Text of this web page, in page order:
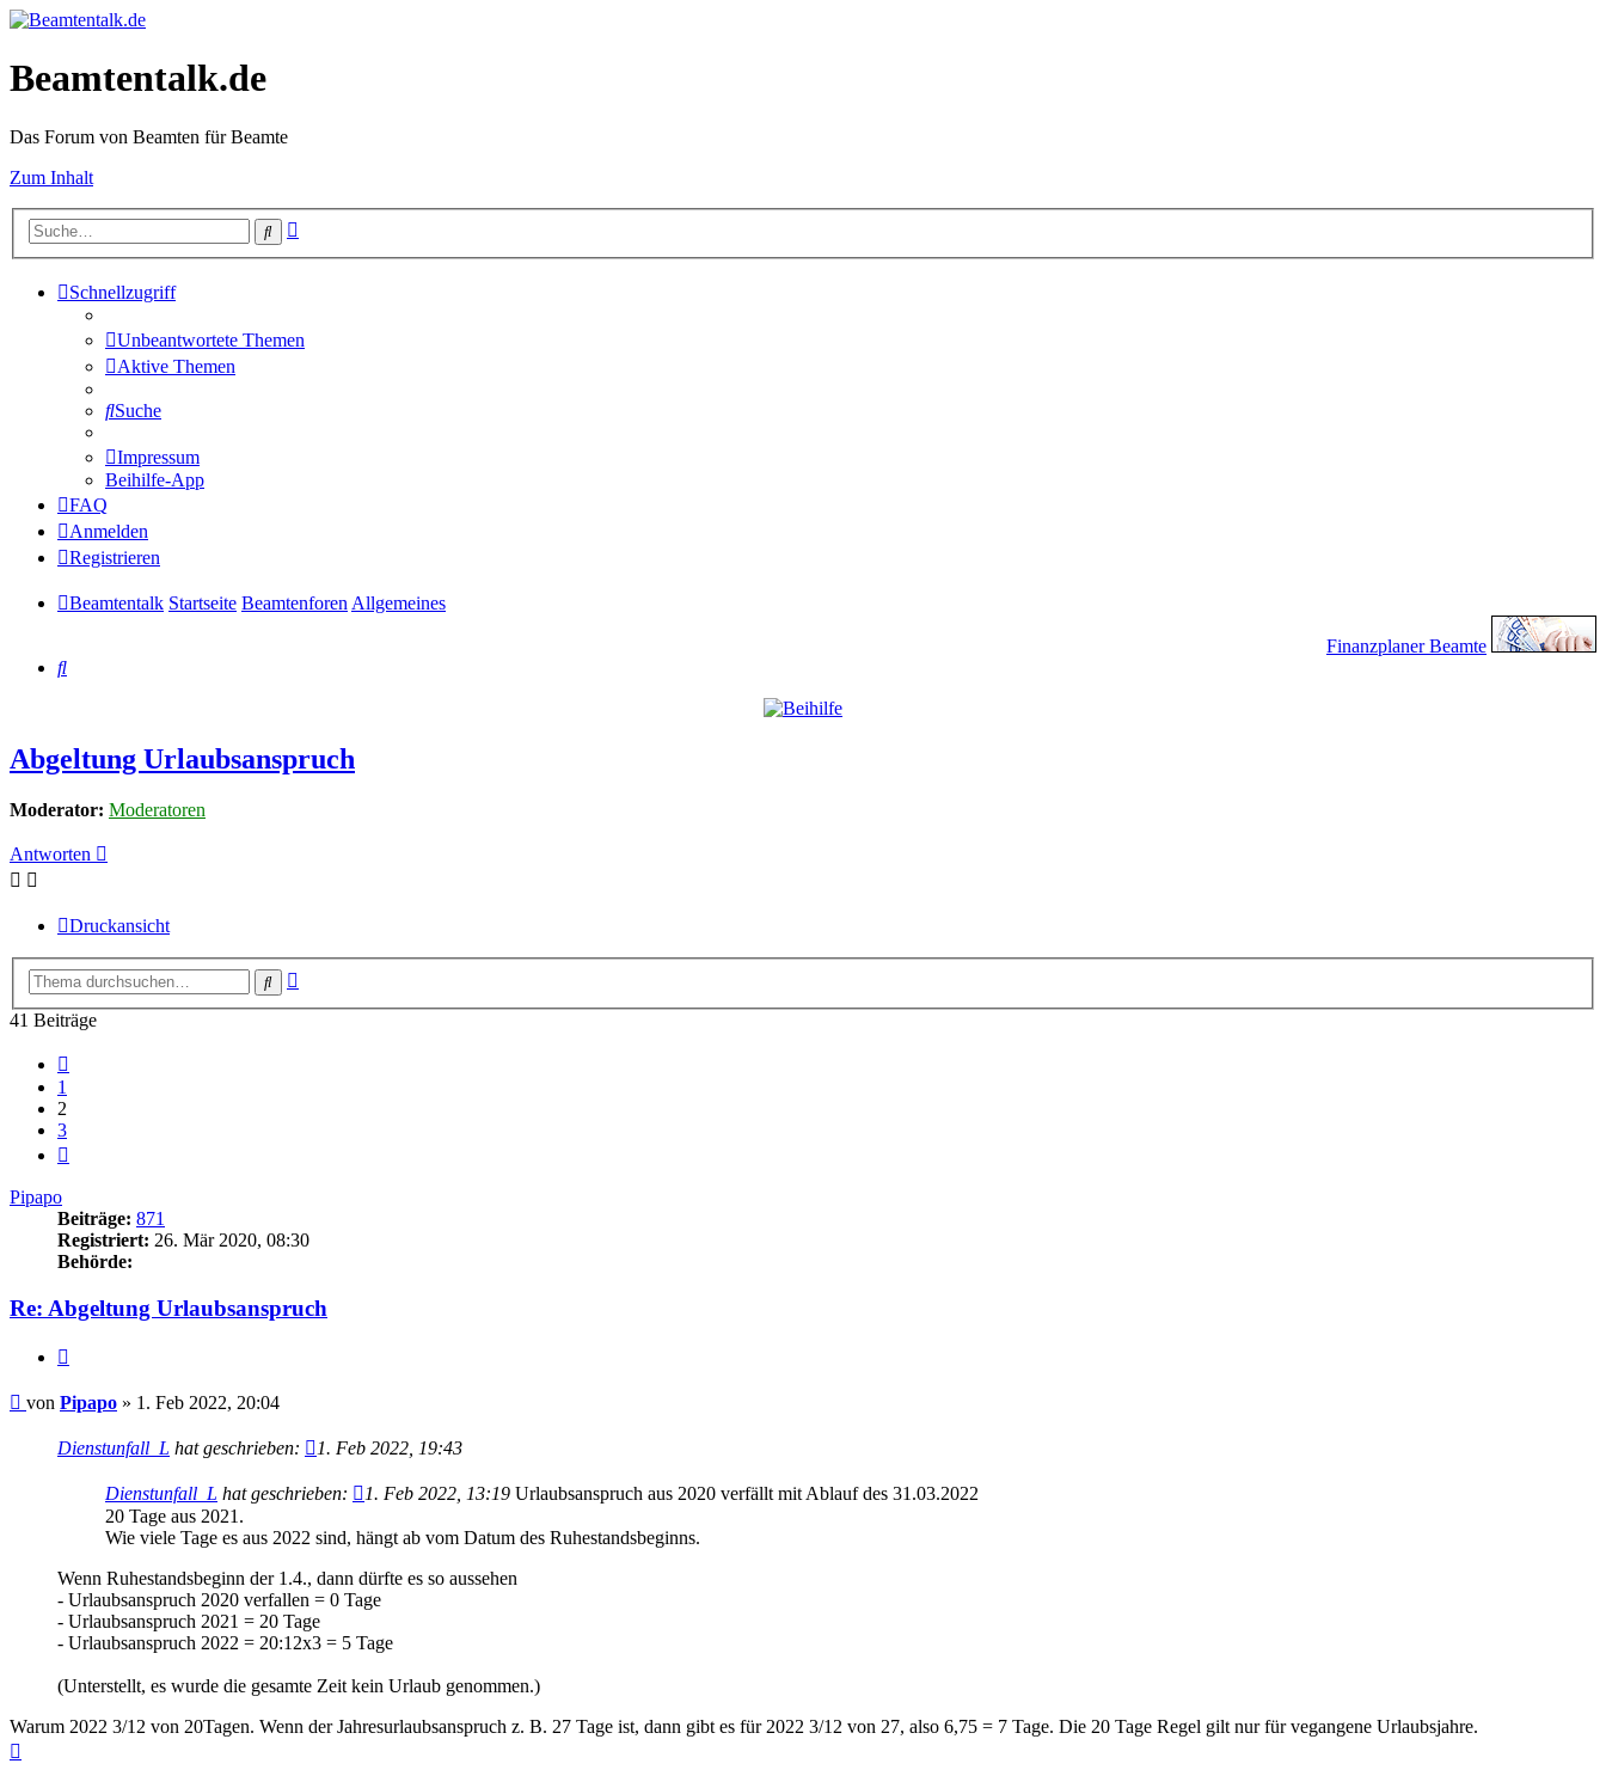
Beamtentalk.de
Das Forum von Beamten für Beamte
Zum Inhalt
Suche
Schnellzugriff
Unbeantwortete Themen
Aktive Themen
Suche
Impressum
Beihilfe-App
FAQ
Anmelden
Registrieren
Beamtentalk Startseite BeamtenforenAllgemeines
Finanzplaner Beamte
Suche
Abgeltung Urlaubsanspruch
Moderator: Moderatoren
Antworten
Druckansicht
Suche
41 Beiträge
1
2
3
Pipapo
Beiträge: 871
Registriert: 26. Mär 2020, 08:30
Behörde:
Re: Abgeltung Urlaubsanspruch
Beitrag
von Pipapo » 1. Feb 2022, 20:04
Dienstunfall_L hat geschrieben: 1. Feb 2022, 19:43
Dienstunfall_L hat geschrieben: 1. Feb 2022, 13:19 Urlaubsanspruch aus 2020 verfällt mit Ablauf des 31.03.2022
20 Tage aus 2021.
Wie viele Tage es aus 2022 sind, hängt ab vom Datum des Ruhestandsbeginns.
Wenn Ruhestandsbeginn der 1.4., dann dürfte es so aussehen
- Urlaubsanspruch 2020 verfallen = 0 Tage
- Urlaubsanspruch 2021 = 20 Tage
- Urlaubsanspruch 2022 = 20:12x3 = 5 Tage
(Unterstellt, es wurde die gesamte Zeit kein Urlaub genommen.)
Warum 2022 3/12 von 20Tagen. Wenn der Jahresurlaubsanspruch z. B. 27 Tage ist, dann gibt es für 2022 3/12 von 27, also 6,75 = 7 Tage. Die 20 Tage Regel gilt nur für vegangene Urlaubsjahre.